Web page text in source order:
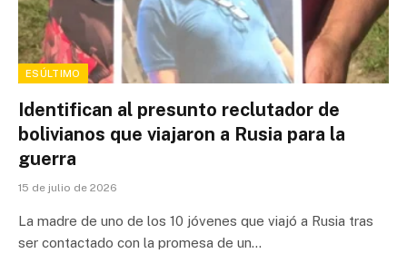
ESÚLTIMO
Identifican al presunto reclutador de
bolivianos que viajaron a Rusia para la
guerra
15 de julio de 2026
La madre de uno de los 10 jóvenes que viajó a Rusia tras
ser contactado con la promesa de un…